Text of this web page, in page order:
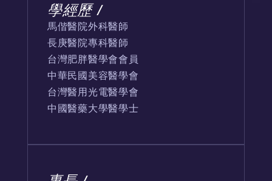
學經歷 /
馬偕醫院外科醫師
長庚醫院專科醫師
台灣肥胖醫學會會員
中華民國美容醫學會
台灣醫用光電醫學會
中國醫藥大學醫學士